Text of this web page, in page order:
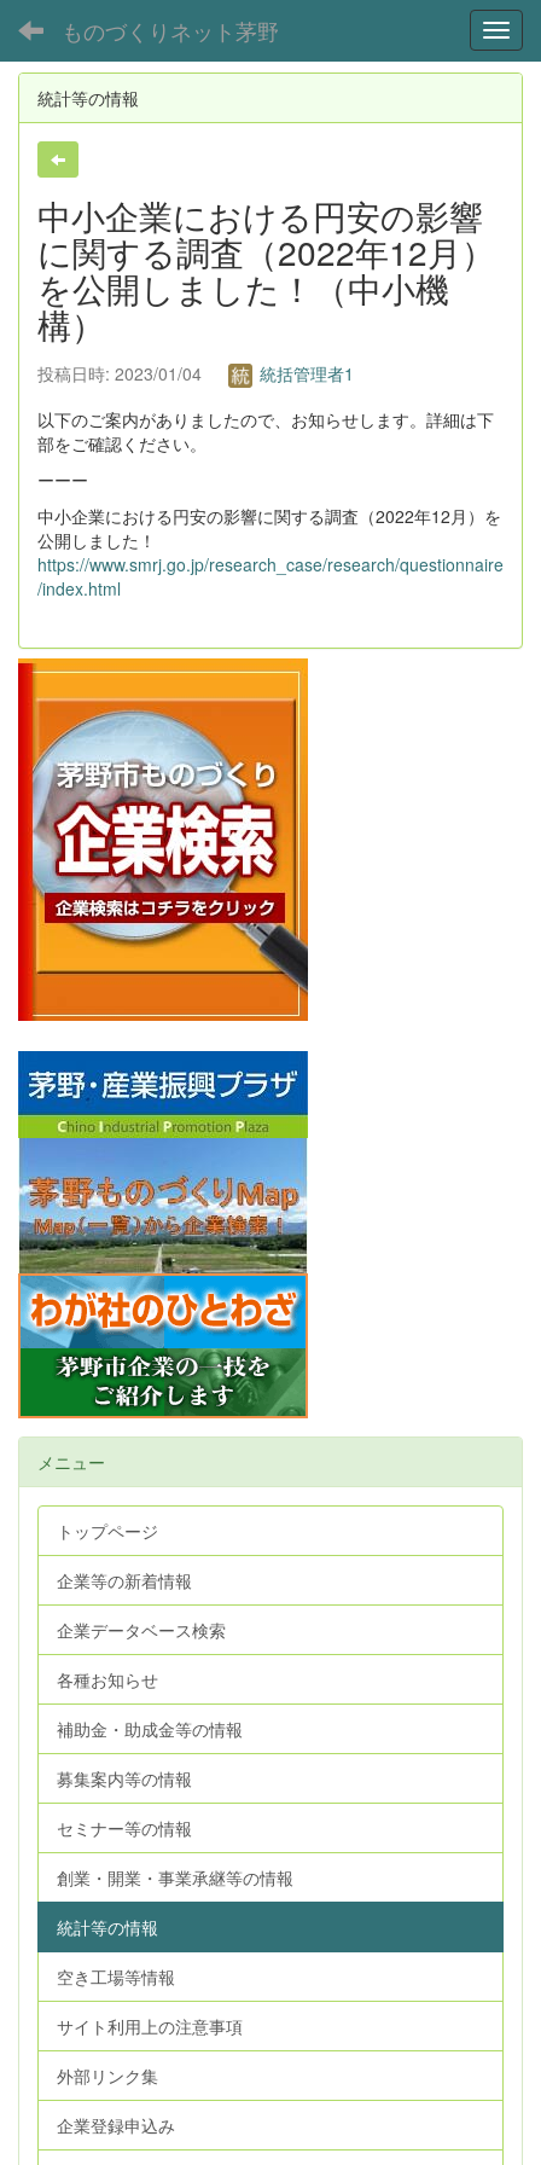
ものづくりネット茅野
統計等の情報
中小企業における円安の影響
に関する調査（2022年12月）
を公開しました！（中小機
構）
投稿日時: 2023/01/04
統括管理者1
以下のご案内がありましたので、お知らせします。詳細は下
部をご確認ください。
ーーー
中小企業における円安の影響に関する調査（2022年12月）を
公開しました！
https://www.smrj.go.jp/research_case/research/questionnaire
/index.html
メニュー
トップページ
企業等の新着情報
企業データベース検索
各種お知らせ
補助金・助成金等の情報
募集案内等の情報
セミナー等の情報
創業・開業・事業承継等の情報
統計等の情報
空き工場等情報
サイト利用上の注意事項
外部リンク集
企業登録申込み